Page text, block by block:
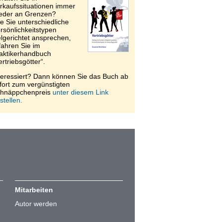
immer
an Grenzen?
Sie unterschiedliche
ansprechen,
Sie im
Dann können Sie das Buch ab
zum vergünstigten
unter diesem Link
Mitarbeiten
Autor werden